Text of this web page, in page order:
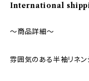
International
～商品詳細～
雰囲気のある半袖リネン